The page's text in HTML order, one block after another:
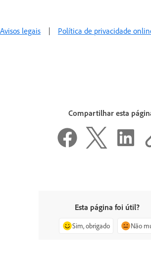
Avisos legais | Política de privacidade
Compartilhar esta
Esta página foi útil?
Sim, obrigado Não